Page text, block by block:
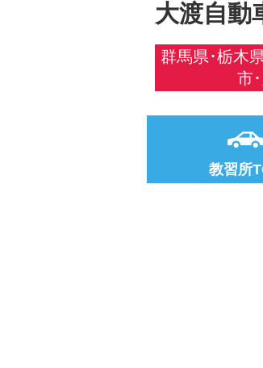
大渡自動
群馬県･栃木
市
教習所